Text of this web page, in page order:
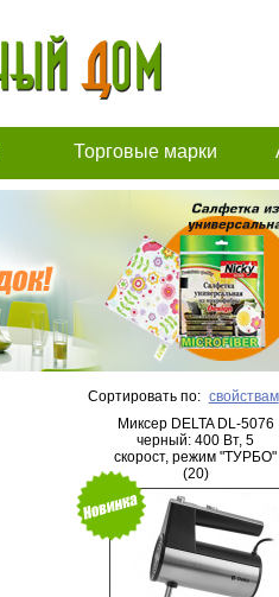
Торговые марки
Сортировать по: свойствам
Миксер DELTA DL-5076
черный: 400 Вт, 5
скорост, режим "ТУРБО"
(20)